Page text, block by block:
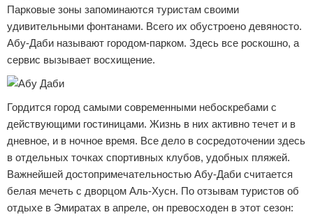
Парковые зоны запоминаются туристам своими
удивительными фонтанами. Всего их обустроено девяносто.
Абу-Даби называют городом-парком. Здесь все роскошно, а
сервис вызывает восхищение.
Гордится город самыми современными небоскребами с
действующими гостиницами. Жизнь в них активно течет и в
дневное, и в ночное время. Все дело в сосредоточении здесь
в отдельных точках спортивных клубов, удобных пляжей.
Важнейшей достопримечательностью Абу-Даби считается
белая мечеть с дворцом Аль-Хусн. По отзывам туристов об
отдыхе в Эмиратах в апреле, он превосходен в этот сезон: